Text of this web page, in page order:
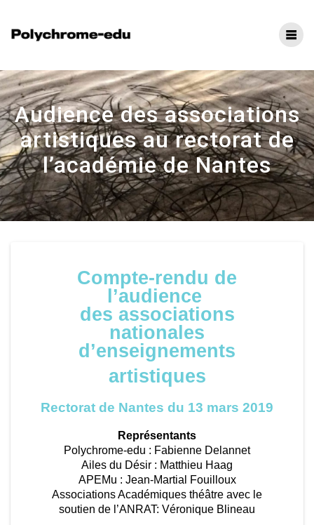
Audience des associations
artistiques au rectorat de
l’académie de Nantes
Compte-rendu de
l’audience
des associations
nationales
d’enseignements
artistiques
Rectorat de Nantes du 13 mars 2019
Représentants
Polychrome-edu : Fabienne Delannet
Ailes du Désir : Matthieu Haag
APEMu : Jean-Martial Fouilloux
Associations Académiques théâtre avec le
soutien de l’ANRAT: Véronique Blineau